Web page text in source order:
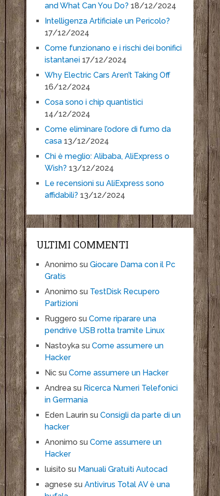
and What Can You Do? 18/12/2024
Intelligenza Artificiale un Pericolo?
17/12/2024
Come funzionano e i rischi dei bonifici
istantanei 17/12/2024
Why Electric Cars Aren’t Taking Off
16/12/2024
Cosa sono i chip quantistici
14/12/2024
Come eliminare l’odore di fumo da
casa 13/12/2024
Chi è meglio: Alibaba, AliExpress o
Wish? 13/12/2024
Le recensioni su AliExpress sono
affidabili? 13/12/2024
ULTIMI COMMENTI
Anonimo su Giocare Dama con il Pc
Gratis
Anonimo su TestDisk Recupero
Partizioni
Ruggero su Come riparare una
pendrive USB rotta tramite Linux
Nastoykasu Come assumere un
Hacker
Nicsu Come assumere un Hacker
Andreasu Ricerca Numeri Telefonici
in Germania
Eden Laurinsu Consigli da parte di un
hacker
Anonimo su Come assumere un
Hacker
luisito su Manuali Gratuiti Autocad
agnese su Antivirus Total AV è una